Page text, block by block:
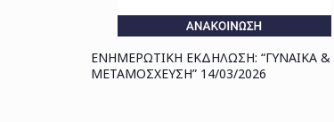
ΕΝΗΜΕΡΩΤΙΚΗ ΕΚΔΗΛΩΣΗ: “ΓΥΝΑΙΚΑ &
ΜΕΤΑΜΟΣΧΕΥΣΗ” 14/03/2026